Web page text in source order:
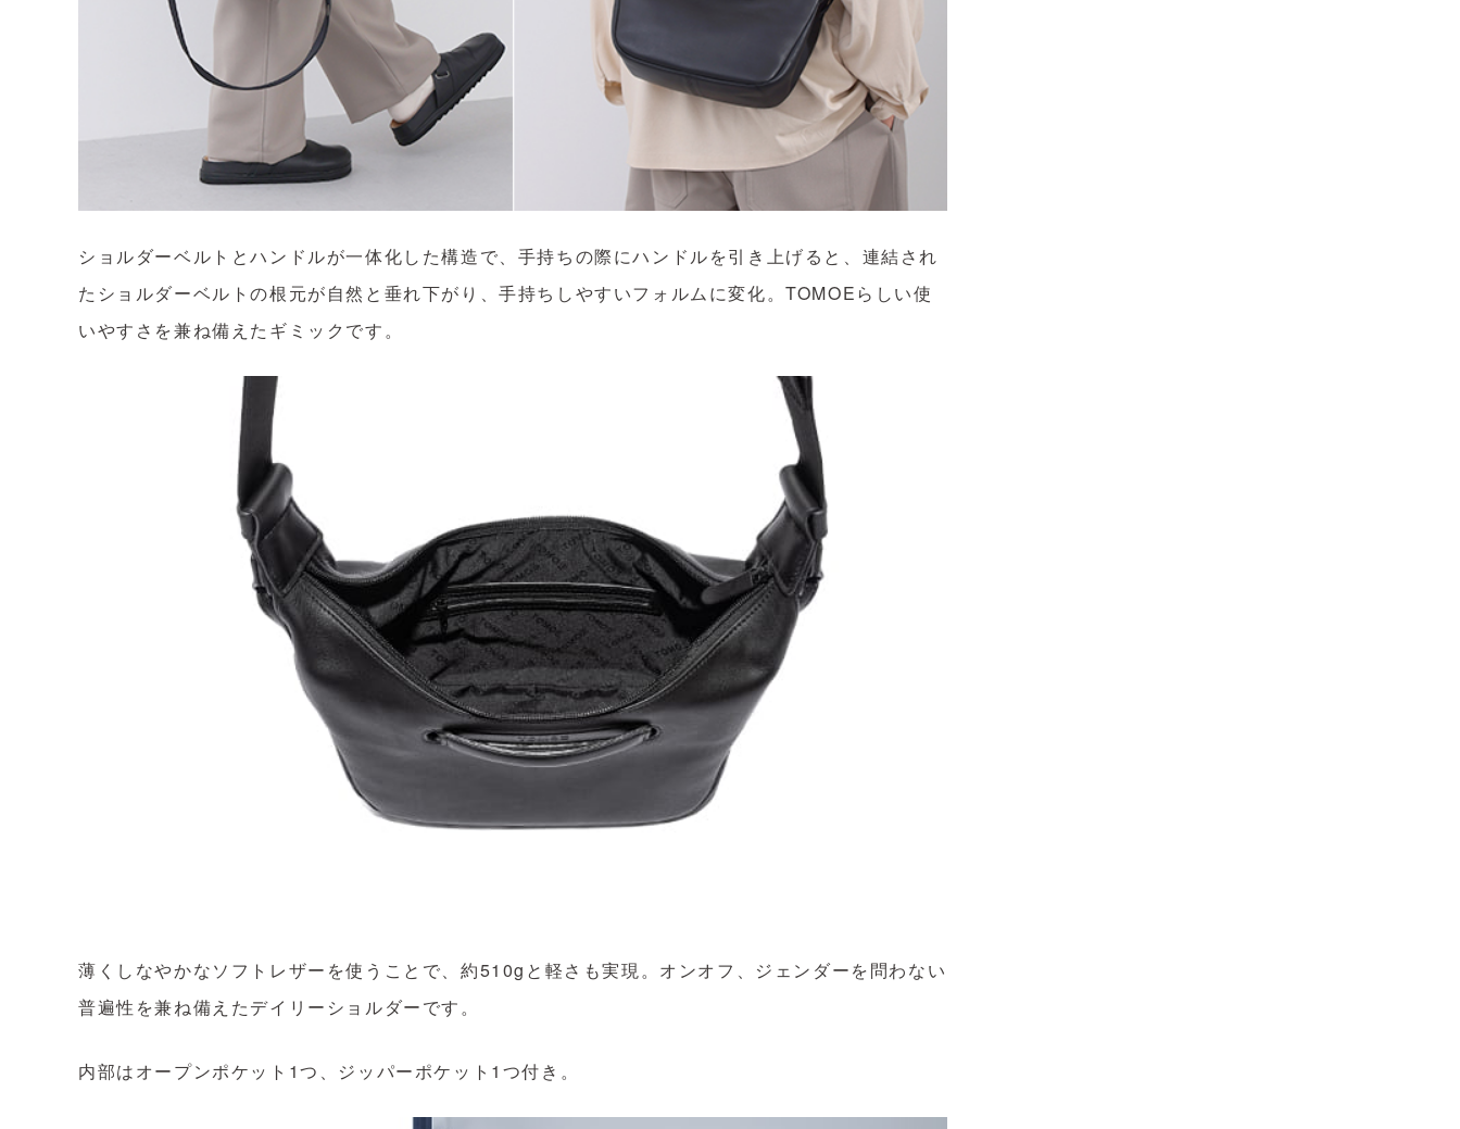
ショルダーベルトとハンドルが一体化した構造で、手持ちの際にハンドルを引き上げると、連結され
たショルダーベルトの根元が自然と垂れ下がり、手持ちしやすいフォルムに変化。TOMOEらしい使
いやすさを兼ね備えたギミックです。
薄くしなやかなソフトレザーを使うことで、約510gと軽さも実現。オンオフ、ジェンダーを問わない
普遍性を兼ね備えたデイリーショルダーです。
内部はオープンポケット1つ、ジッパーポケット1つ付き。